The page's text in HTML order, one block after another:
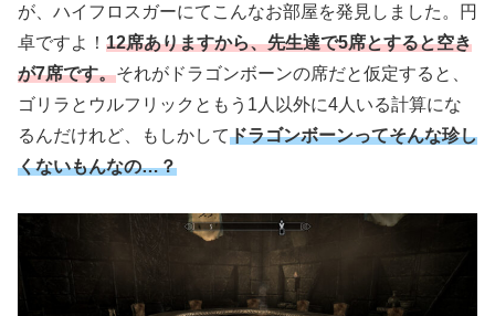
が、ハイフロスガーにてこんなお部屋を発見しました。円
卓ですよ！ 12席ありますから、先生達で5席とすると空き
が7席です。それがドラゴンボーンの席だと仮定すると、
ゴリラとウルフリックともう1人以外に4人いる計算にな
るんだけれど、もしかしてドラゴンボーンってそんな珍し
くないもんなの…？